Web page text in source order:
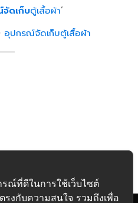
ดเก็บตู้เสื้อผ้า’
อุปกรณ์จัดเก็บตู้เสื้อผ้า
รณ์ที่ดีในการใช้เว็บไซต์
งกับความสนใจ รวมถึงเพื่อ